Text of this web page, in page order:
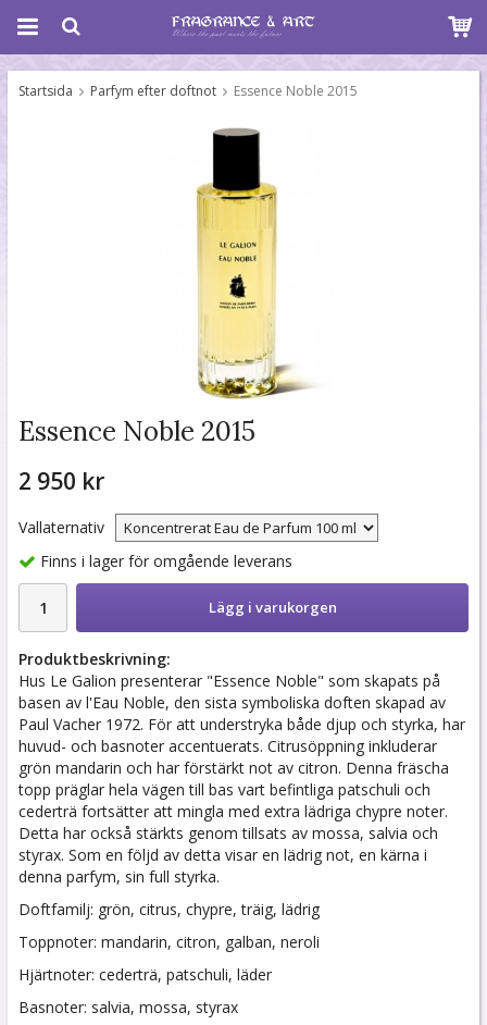
Startsida Parfym efter doftnot Essence Noble 2015
Essence Noble 2015
2 950 kr
Vallaternativ
Finns i lager för omgående leverans
Lägg i varukorgen
Produktbeskrivning:
Hus Le Galion presenterar "Essence Noble" som skapats på
basen av l'Eau Noble, den sista symboliska doften skapad av
Paul Vacher 1972. För att understryka både djup och styrka, har
huvud- och basnoter accentuerats. Citrusöppning inkluderar
grön mandarin och har förstärkt not av citron. Denna fräscha
topp präglar hela vägen till bas vart befintliga patschuli och
cederträ fortsätter att mingla med extra lädriga chypre noter.
Detta har också stärkts genom tillsats av mossa, salvia och
styrax. Som en följd av detta visar en lädrig not, en kärna i
denna parfym, sin full styrka.
Doftfamilj: grön, citrus, chypre, träig, lädrig
Toppnoter: mandarin, citron, galban, neroli
Hjärtnoter: cederträ, patschuli, läder
Basnoter: salvia, mossa, styrax